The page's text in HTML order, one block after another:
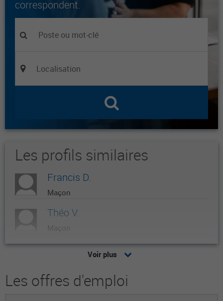
correspondent.
Les profils similaires
Francis D.
Maçon
Théo V.
Nabil L.
Patrick K.
Voir plus
Les offres d'emploi